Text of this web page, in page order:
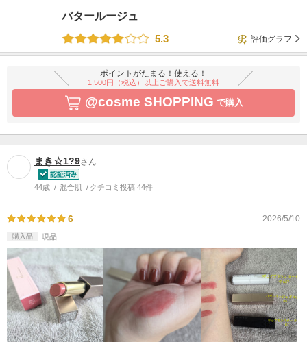
バタールージュ
5.3
評価グラフ
ポイントがたまる！使える！
1,500円（税込）以上ご購入で送料無料
@cosme SHOPPING で購入
まき☆1?9さん
44歳 混合肌 クチコミ投稿 44件
6 2026/5/10
購入品 現品